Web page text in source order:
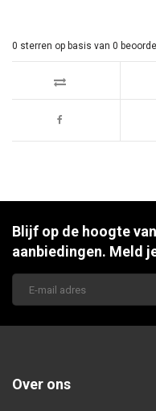
0 sterren op basis van 0
Blijf op de hoogte
aanbiedingen. Meld
Over ons